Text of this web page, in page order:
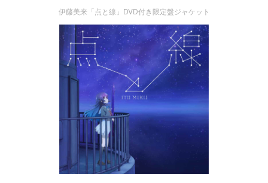
伊藤美来「点と線」DVD付き限定盤ジャケット